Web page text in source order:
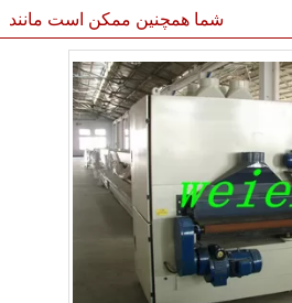
شما همچنین ممکن است مانند